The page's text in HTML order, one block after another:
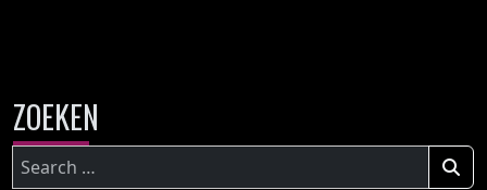
ZOEKEN
Zoeken
naar: